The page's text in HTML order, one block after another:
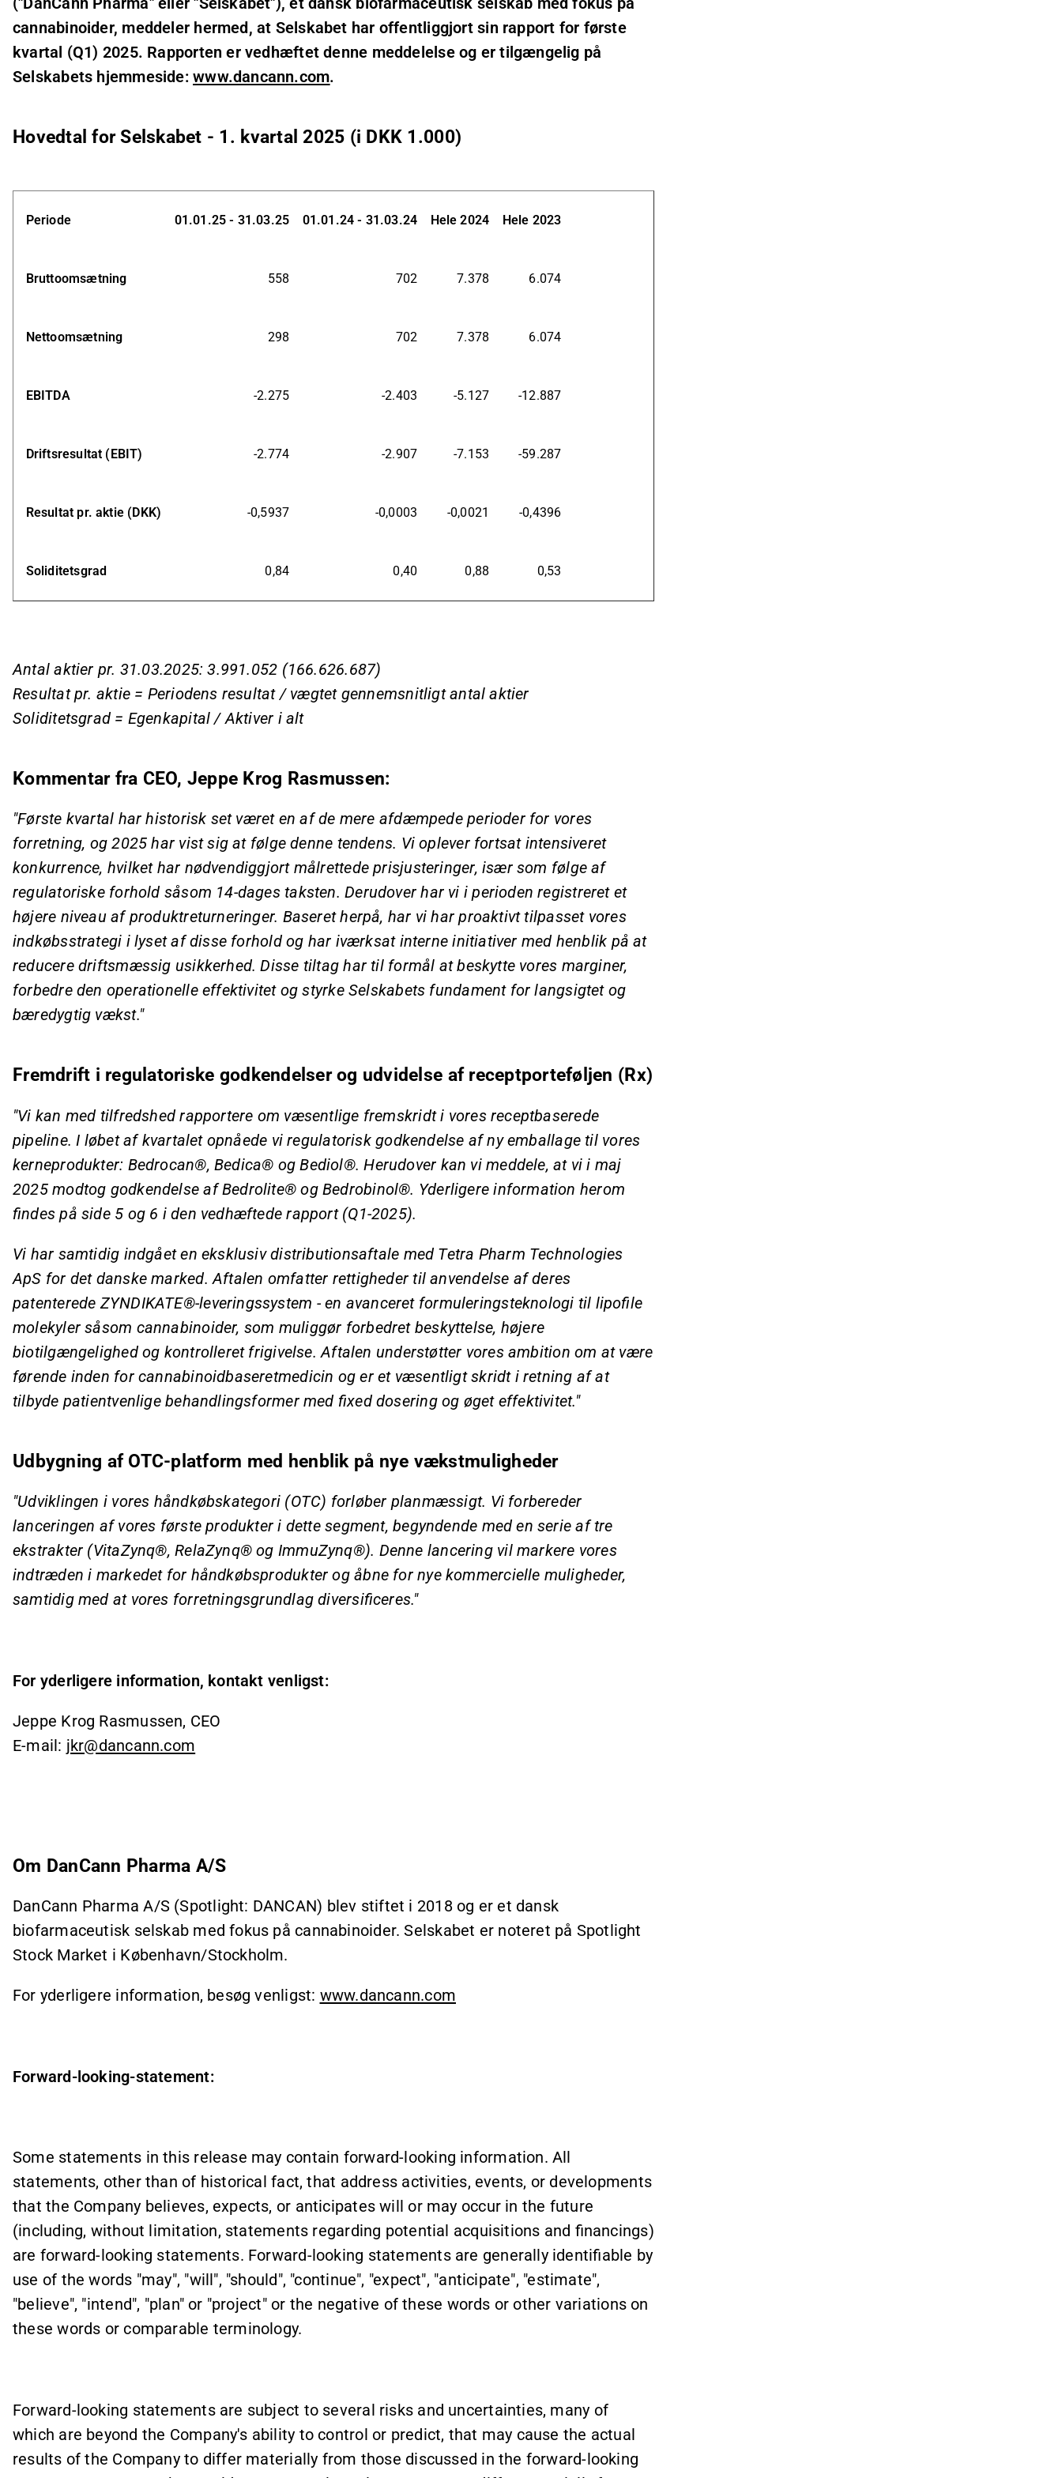
cannabinoider, meddeler hermed, at Selskabet har offentliggjort sin rapport for første
kvartal (Q1) 2025. Rapporten er vedhæftet denne meddelelse og er tilgængelig på
Selskabets hjemmeside:www.dancann.com.
Hovedtal for Selskabet - 1. kvartal 2025 (i DKK 1.000)
Periode 01.01.25 - 31.03.25 01.01.24 - 31.03.24 Hele 2024 Hele 2023
Bruttoomsætning 558 702 7.378 6.074
Nettoomsætning 298 702 7.378 6.074
EBITDA -2.275 -2.403 -5.127 -12.887
Driftsresultat (EBIT) -2.774 -2.907 -7.153 -59.287
Resultat pr. aktie (DKK) -0,5937 -0,0003 -0,0021 -0,4396
Soliditetsgrad 0,84 0,40 0,88 0,53
Antal aktier pr. 31.03.2025: 3.991.052 (166.626.687)
Resultat pr. aktie = Periodens resultat / vægtet gennemsnitligt antal aktier
Soliditetsgrad = Egenkapital / Aktiver i alt
Kommentar fra CEO, Jeppe Krog Rasmussen:
"Første kvartal har historisk set været en af de mere afdæmpede perioder for vores
forretning, og 2025 har vist sig at følge denne tendens. Vi oplever fortsat intensiveret
konkurrence, hvilket har nødvendiggjort målrettede prisjusteringer, især som følge af
regulatoriske forhold såsom 14-dages taksten. Derudover har vi i perioden registreret et
højere niveau af produktreturneringer. Baseret herpå, har vi har proaktivt tilpasset vores
indkøbsstrategi i lyset af disse forhold og har iværksat interne initiativer med henblik på at
reducere driftsmæssig usikkerhed. Disse tiltag har til formål at beskytte vores marginer,
forbedre den operationelle effektivitet og styrke Selskabets fundament for langsigtet og
bæredygtig vækst."
Fremdrift i regulatoriske godkendelser og udvidelse af receptporteføljen (Rx)
"Vi kan med tilfredshed rapportere om væsentlige fremskridt i vores receptbaserede
pipeline. I løbet af kvartalet opnåede vi regulatorisk godkendelse af ny emballage til vores
kerneprodukter: Bedrocan®, Bedica® og Bediol®. Herudover kan vi meddele, at vi i maj
2025 modtog godkendelse af Bedrolite® og Bedrobinol®. Yderligere information herom
findes på side 5 og 6 i den vedhæftede rapport (Q1-2025).
Vi har samtidig indgået en eksklusiv distributionsaftale med Tetra Pharm Technologies
ApS for det danske marked. Aftalen omfatter rettigheder til anvendelse af deres
patenterede ZYNDIKATE®-leveringssystem - en avanceret formuleringsteknologi til lipofile
molekyler såsom cannabinoider, som muliggør forbedret beskyttelse, højere
biotilgængelighed og kontrolleret frigivelse. Aftalen understøtter vores ambition om at være
førende inden for cannabinoidbaseretmedicin og er et væsentligt skridt i retning af at
tilbyde patientvenlige behandlingsformer med fixed dosering og øget effektivitet."
Udbygning af OTC-platform med henblik på nye vækstmuligheder
"Udviklingen i vores håndkøbskategori (OTC) forløber planmæssigt. Vi forbereder
lanceringen af vores første produkter i dette segment, begyndende med en serie af tre
ekstrakter (VitaZynq®, RelaZynq® og ImmuZynq®). Denne lancering vil markere vores
indtræden i markedet for håndkøbsprodukter og åbne for nye kommercielle muligheder,
samtidig med at vores forretningsgrundlag diversificeres."
For yderligere information, kontakt venligst:
Jeppe Krog Rasmussen, CEO
E-mail: jkr@dancann.com
Om DanCann Pharma A/S
DanCann Pharma A/S (Spotlight: DANCAN) blev stiftet i 2018 og er et dansk
biofarmaceutisk selskab med fokus på cannabinoider. Selskabet er noteret på Spotlight
Stock Market i København/Stockholm.
For yderligere information, besøg venligst: www.dancann.com
Forward-looking-statement:
Some statements in this release may contain forward-looking information. All
statements, other than of historical fact, that address activities, events, or developments
that the Company believes, expects, or anticipates will or may occur in the future
(including, without limitation, statements regarding potential acquisitions and financings)
are forward-looking statements. Forward-looking statements are generally identifiable by
use of the words "may", "will", "should", "continue", "expect", "anticipate", "estimate",
"believe", "intend", "plan" or "project" or the negative of these words or other variations on
these words or comparable terminology.
Forward-looking statements are subject to several risks and uncertainties, many of
which are beyond the Company's ability to control or predict, that may cause the actual
results of the Company to differ materially from those discussed in the forward-looking